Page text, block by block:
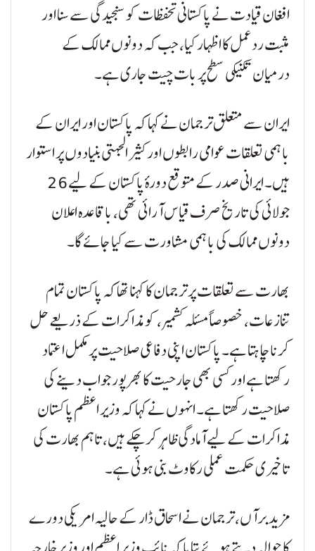
افغان قیادت نے پاکستانی تحفظات کو سنجیدگی سے سنا اور
مثبت ردعمل کا اظہار کیا، جب کہ دونوں ممالک کے
درمیان تکنیکی سطح پر بات چیت جاری ہے۔
ایران سے متعلق ترجمان نے کہا کہ پاکستان اور ایران کے
باہمی تعلقات عوامی رابطوں اور کثیر الجہتی بنیادوں پر استوار
ہیں۔ ایرانی صدر کے متوقع دورۂ پاکستان کے لیے 26
جولائی کی تاریخ صرف قیاس آرائی تھی، باقاعدہ اعلان
دونوں ممالک کی باہمی مشاورت سے کیا جائے گا۔
بھارت سے تعلقات پر ترجمان کا کہنا تھا کہ پاکستان تمام
تنازعات، خصوصاً مسئلہ کشمیر، کو مذاکرات کے ذریعے حل
کرنا چاہتا ہے۔ پاکستان اپنی دفاعی صلاحیت پر مکمل اعتماد
رکھتا ہے اور کسی بھی جارحیت کا بھرپور جواب دینے کی
صلاحیت رکھتا ہے۔ انہوں نے کہا کہ وزیر اعظم پاکستان
مذاکرات کے لیے آمادگی ظاہر کر چکے ہیں، تاہم بھارت کی
تاخیری حکمت عملی رکاوٹ بنی ہوئی ہے۔
مزید برآں، ترجمان نے اسحاق ڈار کے حالیہ امریکی دورے